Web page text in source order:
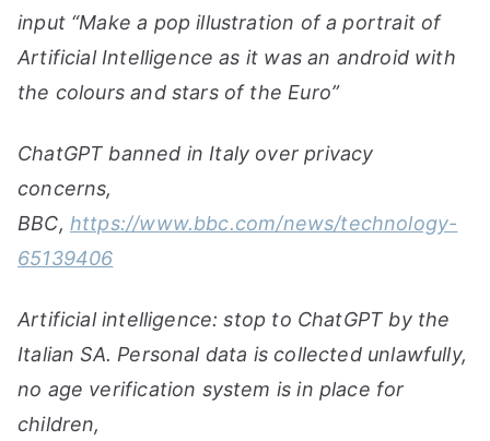
input “Make a pop illustration of a portrait of
Artificial Intelligence as it was an android with
the colours and stars of the Euro”
ChatGPT banned in Italy over privacy
concerns,
BBC, https://www.bbc.com/news/technology-
65139406
Artificial intelligence: stop to ChatGPT by the
Italian SA. Personal data is collected unlawfully,
no age verification system is in place for
children,